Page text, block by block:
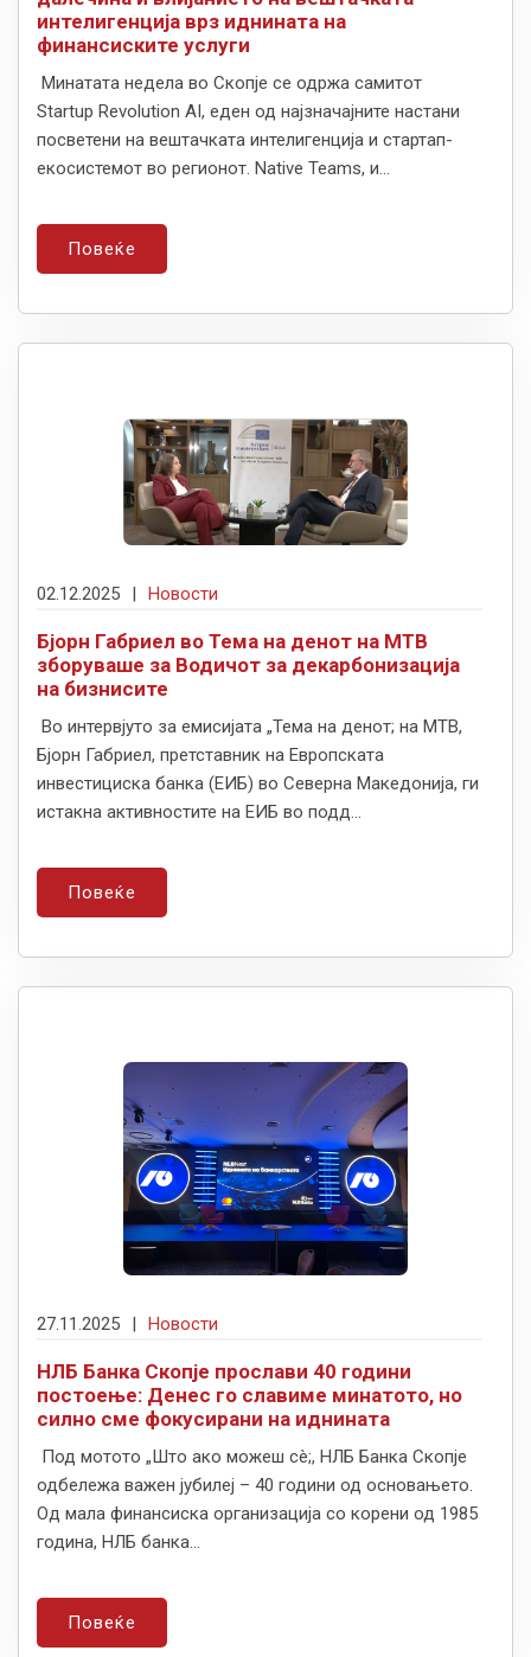
интелигенција врз иднината на
финансиските услуги
Минатата недела во Скопје се одржа самитот
Startup Revolution AI, еден од најзначајните настани
посветени на вештачката интелигенција и стартап-
екосистемот во регионот. Native Teams, и...
Повеќе
02.12.2025 | Новости
Бјорн Габриел во Тема на денот на МТВ
зборуваше за Водичот за декарбонизација
на бизнисите
Во интервјуто за емисијата „Тема на денот; на МТВ,
Бјорн Габриел, претставник на Европската
инвестициска банка (ЕИБ) во Северна Македонија, ги
истакна активностите на ЕИБ во подд...
Повеќе
27.11.2025 | Новости
НЛБ Банка Скопје прослави 40 години
постоење: Денес го славиме минатото, но
силно сме фокусирани на иднината
Под мотото „Што ако можеш сè;, НЛБ Банка Скопје
одбележа важен јубилеј – 40 години од основањето.
Од мала финансиска организација со корени од 1985
година, НЛБ банка...
Повеќе